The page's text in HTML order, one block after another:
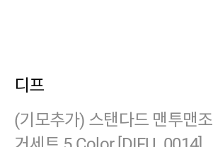
디프
(기모추가) 스탠다드 맨투맨조